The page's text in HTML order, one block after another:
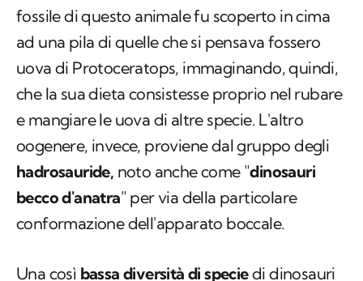
si riferisce al fatto che il primo esemplare
fossile di questo animale fu scoperto in cima
ad una pila di quelle che si pensava fossero
uova diProtoceratops,immaginando, quindi,
che la sua dieta consistesse proprio nel rubare
e mangiare le uova di altre specie. L'altro
oogenere, invece, proviene dal gruppo degli
hadrosauride,noto anche come "dinosauri
becco d'anatra" per via della particolare